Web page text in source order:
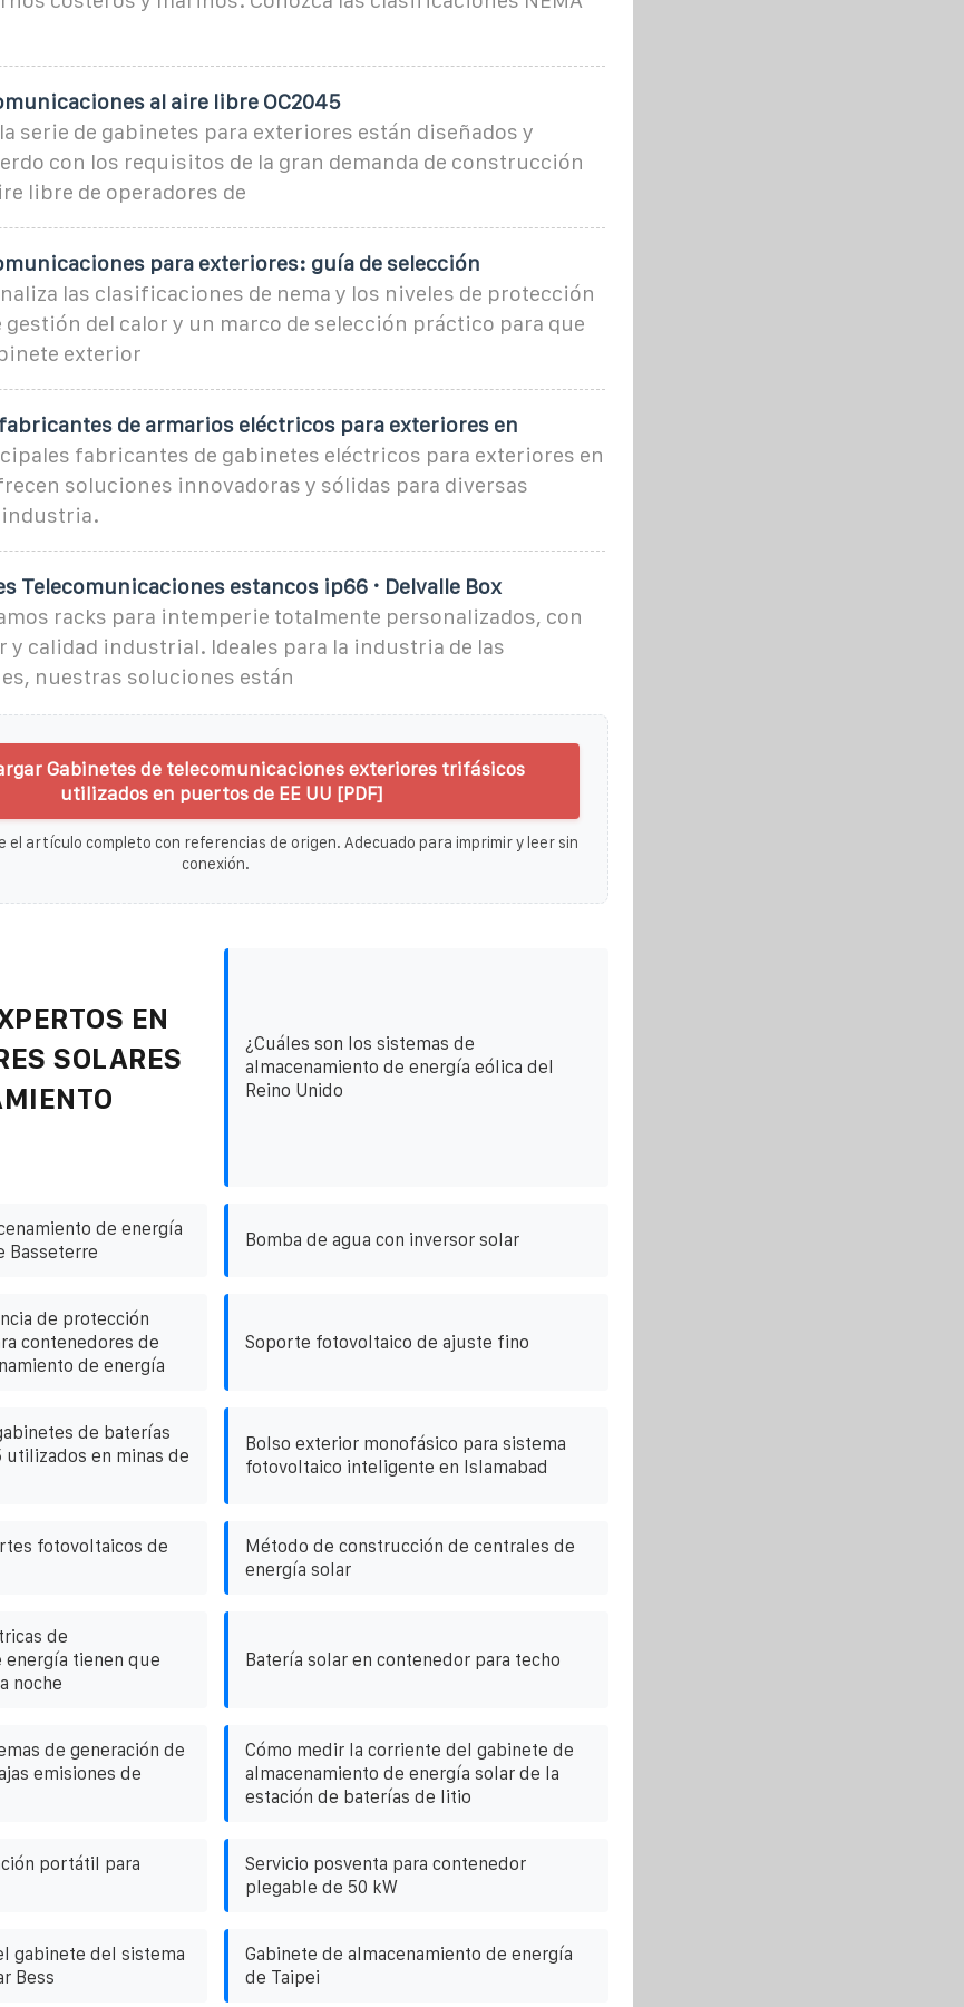
al aire libre OC2045
serie de gabinetes para exteriores están diseñados y
con los requisitos de la gran demanda de construcción
libre de operadores de
para exteriores: guía de selección
las clasificaciones de nema y los niveles de protección
gestión del calor y un marco de selección práctico para que
exterior
de armarios eléctricos para exteriores en
fabricantes de gabinetes eléctricos para exteriores en
soluciones innovadoras y sólidas para diversas
industria.
Telecomunicaciones estancos ip66 · Delvalle Box
racks para intemperie totalmente personalizados, con
y calidad industrial. Ideales para la industria de las
nuestras soluciones están
Gabinetes de telecomunicaciones exteriores trifásicos
utilizados en puertos de EE UU [PDF]
el artículo completo con referencias de origen. Adecuado para imprimir y leer sin
conexión.
EN
SOLARES
¿Cuáles son los sistemas de
almacenamiento de energía eólica del
Reino Unido
de energía
Basseterre
Bomba de agua con inversor solar
de protección
contenedores de
de energía
Soporte fotovoltaico de ajuste fino
de baterías
utilizados en minas de
Bolso exterior monofásico para sistema
fotovoltaico inteligente en Islamabad
fotovoltaicos de
Método de construcción de centrales de
energía solar
de
energía tienen que
noche
Batería solar en contenedor para techo
de generación de
emisiones de
Cómo medir la corriente del gabinete de
almacenamiento de energía solar de la
estación de baterías de litio
portátil para
Servicio posventa para contenedor
plegable de 50 kW
gabinete del sistema
Bess
Gabinete de almacenamiento de energía
de Taipei